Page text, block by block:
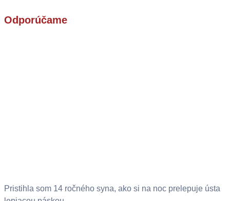
Odporúčame
Pristihla som 14 ročného syna, ako si na noc prelepuje ústa